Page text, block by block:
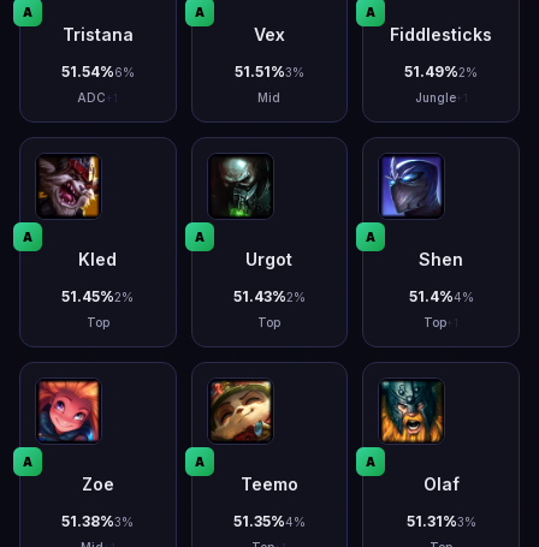
A
Tristana
51.54%6%
ADC+ 1
A
Vex
51.51%3%
Mid
A
Fiddlesticks
51.49%2%
Jungle+ 1
A
Kled
51.45%2%
Top
A
Urgot
51.43%2%
Top
A
Shen
51.4%4%
Top+ 1
A
Zoe
51.38%3%
A
Teemo
51.35%4%
A
Olaf
51.31%3%